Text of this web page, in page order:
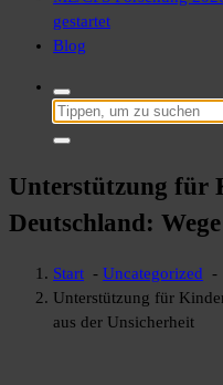
gestartet
Blog
Suchen
nach:
Unterstützung für
Deutschland:
Start - Uncategorized -
Unterstützung für
aus der Unsicherheit